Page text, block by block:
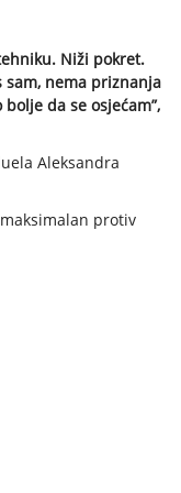
Niži pokret.
sam, nema priznanja
da se osjećam”,
Aleksandra
protiv